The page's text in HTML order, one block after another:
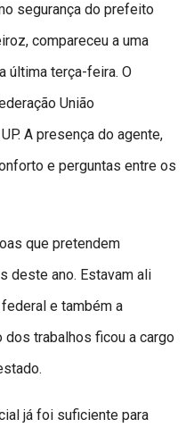
segurança do prefeito
compareceu a uma
última terça-feira. O
União
A presença do agente,
e perguntas entre os
que pretendem
deste ano. Estavam ali
e também a
dos trabalhos ficou a cargo
já foi suficiente para